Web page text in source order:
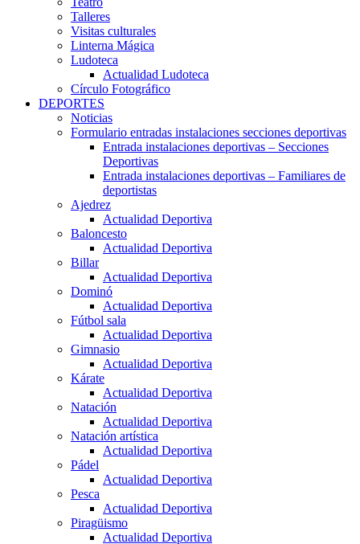
Talleres
Visitas culturales
Linterna Mágica
Ludoteca
Actualidad Ludoteca
Círculo Fotográfico
DEPORTES
Noticias
Formulario entradas instalaciones secciones deportivas
Entrada instalaciones deportivas – Secciones
Deportivas
Entrada instalaciones deportivas – Familiares de
deportistas
Ajedrez
Actualidad Deportiva
Baloncesto
Actualidad Deportiva
Billar
Actualidad Deportiva
Dominó
Actualidad Deportiva
Fútbol sala
Actualidad Deportiva
Gimnasio
Actualidad Deportiva
Kárate
Actualidad Deportiva
Natación
Actualidad Deportiva
Natación artística
Actualidad Deportiva
Pádel
Actualidad Deportiva
Pesca
Actualidad Deportiva
Piragüismo
Actualidad Deportiva